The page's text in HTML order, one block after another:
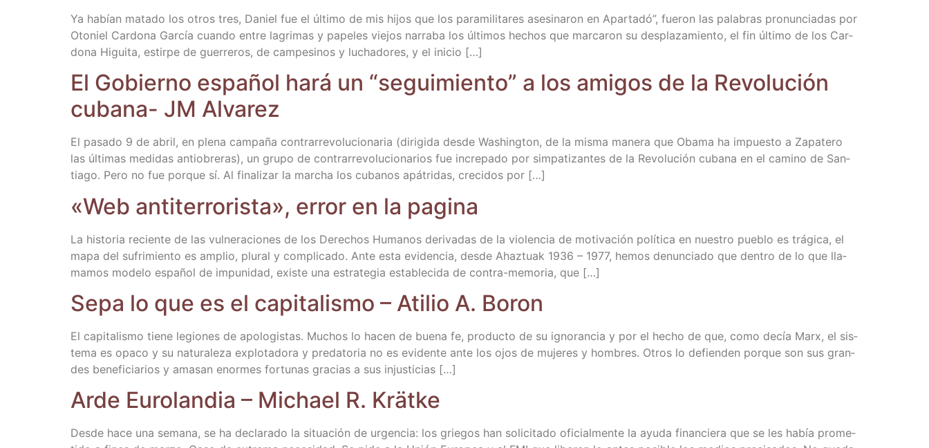
Ya habían mata­do los otros tres, Daniel fue el últi­mo de mis hijos que los para­mi­li­ta­res ase­si­na­ron en Apar­ta­dó”, fue­ron las pala­bras pro­nun­cia­das por
Oto­niel Car­do­na Gar­cía cuan­do entre lagri­mas y pape­les vie­jos narra­ba los últi­mos hechos que mar­ca­ron su des­pla­za­mien­to, el fin últi­mo de los Car­
do­na Higui­ta, estir­pe de gue­rre­ros, de cam­pe­si­nos y lucha­do­res, y el inicio […]
El Gobierno espa­ñol hará un “segui­mien­to” a los ami­gos de la Revo­lu­ción
cuba­na- JM Alvarez
El pasa­do 9 de abril, en ple­na cam­pa­ña con­tra­rre­vo­lu­cio­na­ria (diri­gi­da des­de Washing­ton, de la mis­ma mane­ra que Oba­ma ha impues­to a Zapa­te­ro
las últi­mas medi­das anti­obre­ras), un gru­po de con­tra­rre­vo­lu­cio­na­rios fue incre­pa­do por sim­pa­ti­zan­tes de la Revo­lu­ción cuba­na en el camino de San­
tia­go. Pero no fue por­que sí. Al fina­li­zar la mar­cha los cuba­nos apá­tri­das, cre­ci­dos por […]
«Web anti­te­rro­ris­ta», error en la pagina
La his­to­ria recien­te de las vul­ne­ra­cio­nes de los Dere­chos Huma­nos deri­va­das de la vio­len­cia de moti­va­ción polí­ti­ca en nues­tro pue­blo es trá­gi­ca, el
mapa del sufri­mien­to es amplio, plu­ral y com­pli­ca­do. Ante esta evi­den­cia, des­de Ahaz­tuak 1936 – 1977, hemos denun­cia­do que den­tro de lo que lla­
ma­mos mode­lo espa­ñol de impu­ni­dad, exis­te una estra­te­gia esta­ble­ci­da de con­­tra-memo­­ria, que […]
Sepa lo que es el capi­ta­lis­mo – Ati­lio A. Boron
El capi­ta­lis­mo tie­ne legio­nes de apo­lo­gis­tas. Muchos lo hacen de bue­na fe, pro­duc­to de su igno­ran­cia y por el hecho de que, como decía Marx, el sis­
te­ma es opa­co y su natu­ra­le­za explo­ta­do­ra y pre­da­to­ria no es evi­den­te ante los ojos de muje­res y hom­bres. Otros lo defien­den por­que son sus gran­
des bene­fi­cia­rios y ama­san enor­mes for­tu­nas gra­cias a sus injusticias […]
Arde Euro­lan­dia – Michael R. Krätke
Des­de hace una sema­na, se ha decla­ra­do la situa­ción de urgen­cia: los grie­gos han soli­ci­ta­do ofi­cial­men­te la ayu­da finan­cie­ra que se les había pro­me­